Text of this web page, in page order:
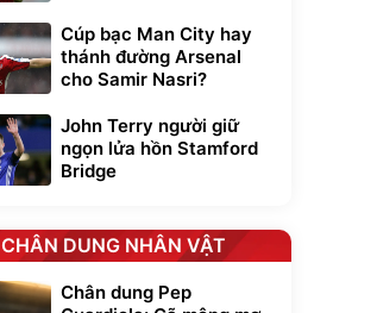
Cúp bạc Man City hay
thánh đường Arsenal
cho Samir Nasri?
John Terry người giữ
ngọn lửa hồn Stamford
Bridge
CHÂN DUNG NHÂN VẬT
Chân dung Pep